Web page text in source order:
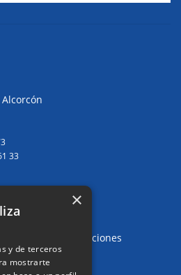
33
y Felicitaciones
×
y de terceros
mostrarte